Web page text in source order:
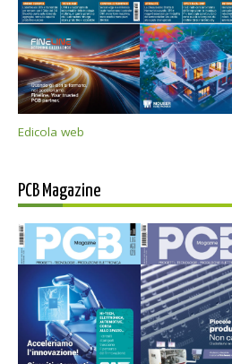
Edicola web
PCB Magazine